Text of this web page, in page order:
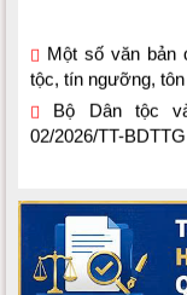
tộc, tín ngưỡng,
Bộ Dân tộc
02/2026/TT-BDTTG